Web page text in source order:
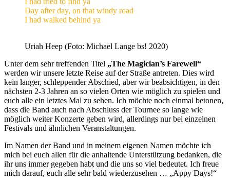
Day after day, on that windy road
I had walked behind ya
Uriah Heep (Foto: Michael Lange bs! 2020)
Unter dem sehr treffenden Titel „The Magician’s Farewell“
werden wir unsere letzte Reise auf der Straße antreten. Dies wird
kein langer, schleppender Abschied, aber wir beabsichtigen, in den
nächsten 2-3 Jahren an so vielen Orten wie möglich zu spielen und
euch alle ein letztes Mal zu sehen. Ich möchte noch einmal betonen,
dass die Band auch nach Abschluss der Tournee so lange wie
möglich weiter Konzerte geben wird, allerdings nur bei einzelnen
Festivals und ähnlichen Veranstaltungen.
Im Namen der Band und in meinem eigenen Namen möchte ich
mich bei euch allen für die anhaltende Unterstützung bedanken, die
ihr uns immer gegeben habt und die uns so viel bedeutet. Ich freue
mich darauf, euch alle sehr bald wiederzusehen … „Appy Days!“